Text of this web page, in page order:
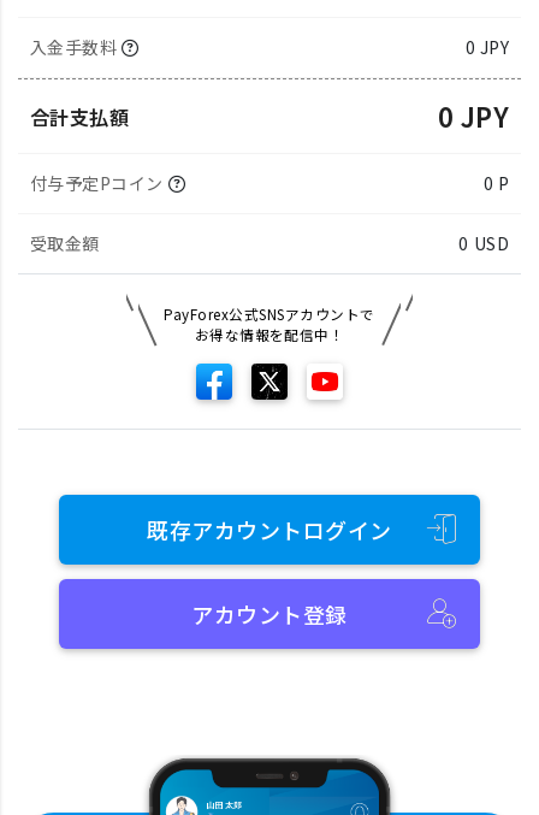
入金手数料 0 JPY
合計支払額 0 JPY
付与予定Pコイン 0 P
受取金額 0 USD
PayForex公式SNSアカウントで
お得な情報を配信中！
既存アカウントログイン
アカウント登録